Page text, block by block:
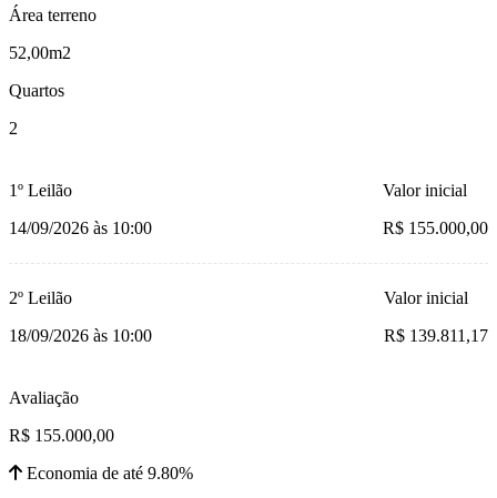
Área terreno
52,00m2
Quartos
2
1º Leilão
14/09/2026 às 10:00
Valor inicial
R$ 155.000,00
2º Leilão
18/09/2026 às 10:00
Valor inicial
R$ 139.811,17
Avaliação
R$ 155.000,00
Economia de até 9.80%